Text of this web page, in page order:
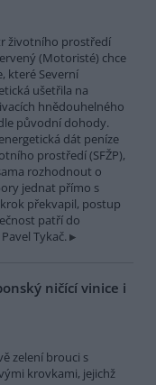
životního prostředí
(Motoristé) chce
které Severní
ušetřila na
hnědouhelného
původní dohody.
dát peníze
prostředí (SFŽP),
rozhodnout o
jednat přímo s
překvapil, postup
patří do
Tykač.
ničící vinice i
zelení brouci s
krovkami, jejichž